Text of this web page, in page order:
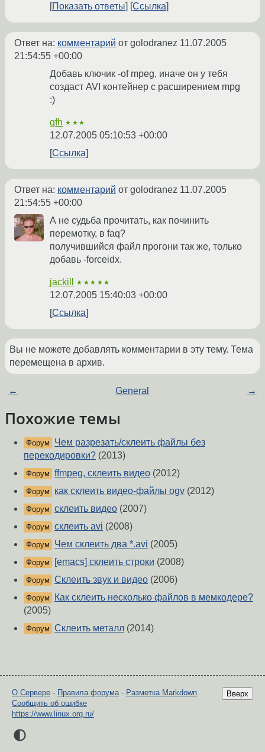
Показать ответы Ссылка
Ответ на: комментарий от golodranez 11.07.2005
21:54:55 +00:00
Добавь ключик -of mpeg, иначе он у тебя
создаст AVI контейнер с расширением mpg
:)
gfh ★★★
12.07.2005 05:10:53 +00:00
Ссылка
Ответ на: комментарий от golodranez 11.07.2005
21:54:55 +00:00
А не судьба прочитать, как починить
перемотку, в faq?
получившийся файл прогони так же, только
добавь -forceidx.
jackill ★★★★★
12.07.2005 15:40:03 +00:00
Ссылка
Вы не можете добавлять комментарии в эту тему. Тема
перемещена в архив.
← General →
Похожие темы
Форум
Чем разрезать/склеить файлы без
перекодировки? (2013)
Форум ffmpeg, склеить видео (2012)
Форум как склеить видео-файлы ogv (2012)
Форум склеить видео (2007)
Форум склеить avi (2008)
Форум Чем склеить два *.avi (2005)
Форум [emacs] склеить строки (2008)
Форум Склеить звук и видео (2006)
Форум
Как склеить несколько файлов в мемкодере?
(2005)
Форум Склеить металл (2014)
Вверх
О Сервере - Правила форума - Разметка Markdown
Сообщить об ошибке
https://www.linux.org.ru/